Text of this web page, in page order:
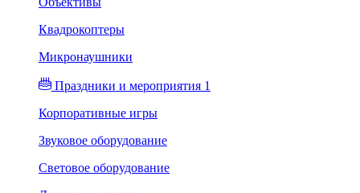
Квадрокоптеры
Микронаушники
Праздники и мероприятия 1
Корпоративные игры
Звуковое оборудование
Световое оборудование